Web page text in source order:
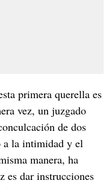
primera querella es
vez, un juzgado
de dos
a la intimidad y el
manera, ha
es dar instrucciones